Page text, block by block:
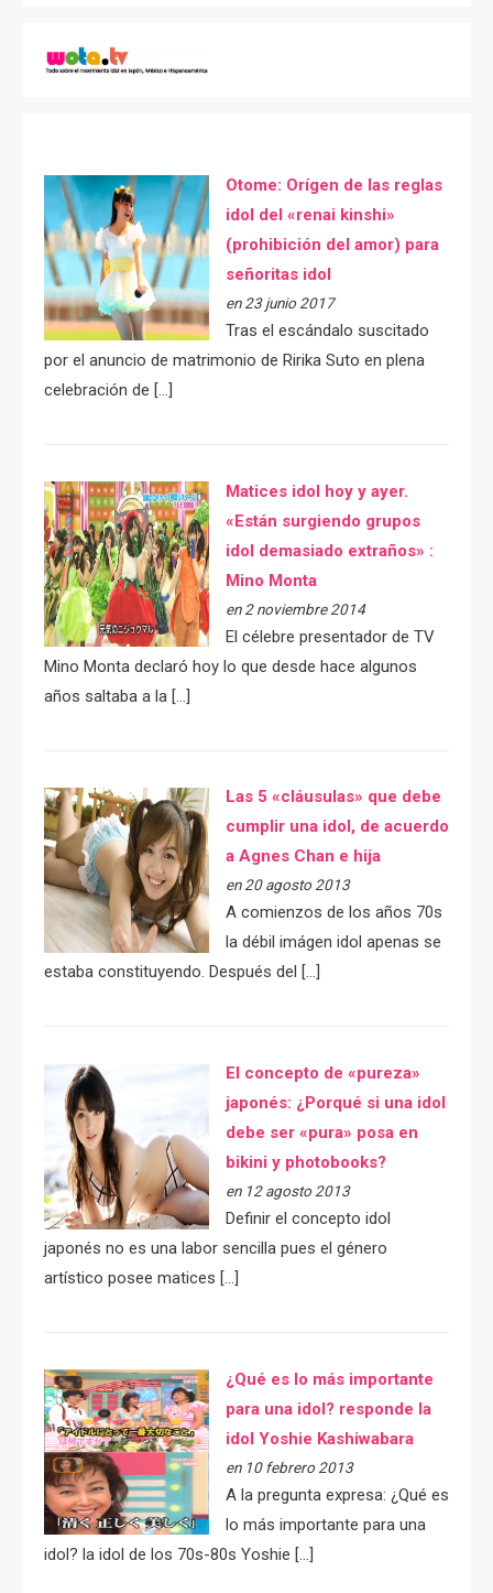
Otome: Orígen de las reglas
idol del «renai kinshi»
(prohibición del amor) para
señoritas idol
en 23 junio 2017
Tras el escándalo suscitado
por el anuncio de matrimonio de Ririka Suto en plena
celebración de […]
Matices idol hoy y ayer.
«Están surgiendo grupos
idol demasiado extraños» :
Mino Monta
en 2 noviembre 2014
El célebre presentador de TV
Mino Monta declaró hoy lo que desde hace algunos
años saltaba a la […]
Las 5 «cláusulas» que debe
cumplir una idol, de acuerdo
a Agnes Chan e hija
en 20 agosto 2013
A comienzos de los años 70s
la débil imágen idol apenas se
estaba constituyendo. Después del […]
El concepto de «pureza»
japonés: ¿Porqué si una idol
debe ser «pura» posa en
bikini y photobooks?
en 12 agosto 2013
Definir el concepto idol
japonés no es una labor sencilla pues el género
artístico posee matices […]
¿Qué es lo más importante
para una idol? responde la
idol Yoshie Kashiwabara
en 10 febrero 2013
A la pregunta expresa: ¿Qué es
lo más importante para una
idol? la idol de los 70s-80s Yoshie […]